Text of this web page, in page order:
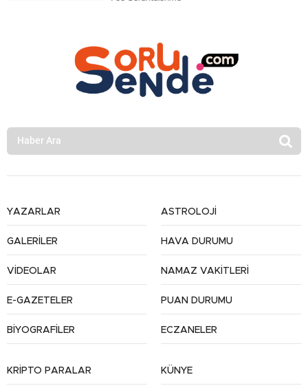
YAZARLAR
GALERİLER
VİDEOLAR
E-GAZETELER
BİYOGRAFİLER
ASTROLOJİ
HAVA DURUMU
NAMAZ VAKİTLERİ
PUAN DURUMU
ECZANELER
KRİPTO PARALAR KÜNYE